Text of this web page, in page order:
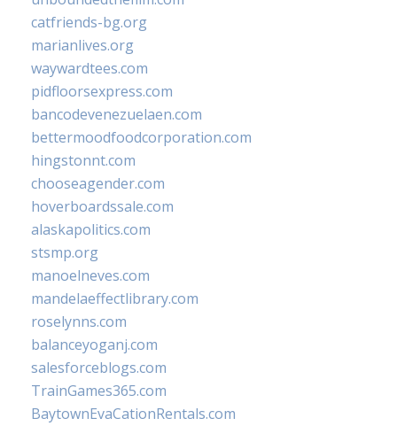
catfriends-bg.org
marianlives.org
waywardtees.com
pidfloorsexpress.com
bancodevenezuelaen.com
bettermoodfoodcorporation.com
hingstonnt.com
chooseagender.com
hoverboardssale.com
alaskapolitics.com
stsmp.org
manoelneves.com
mandelaeffectlibrary.com
roselynns.com
balanceyoganj.com
salesforceblogs.com
TrainGames365.com
BaytownEvaCationRentals.com